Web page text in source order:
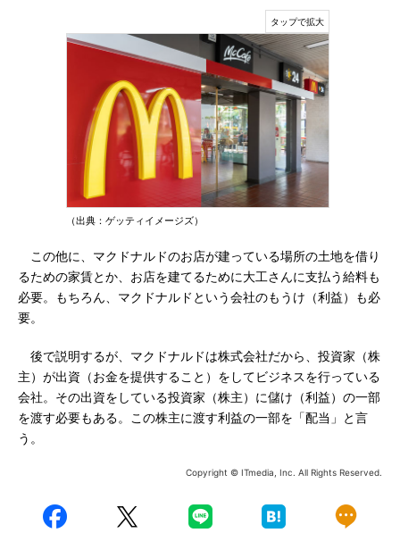
（出典：ゲッティイメージズ）
この他に、マクドナルドのお店が建っている場所の土地を借り
るための家賃とか、お店を建てるために大工さんに支払う給料も
必要。もちろん、マクドナルドという会社のもうけ（利益）も必
要。
後で説明するが、マクドナルドは株式会社だから、投資家（株
主）が出資（お金を提供すること）をしてビジネスを行っている
会社。その出資をしている投資家（株主）に儲け（利益）の一部
を渡す必要もある。この株主に渡す利益の一部を「配当」と言
う。
Copyright © ITmedia, Inc. All Rights Reserved.